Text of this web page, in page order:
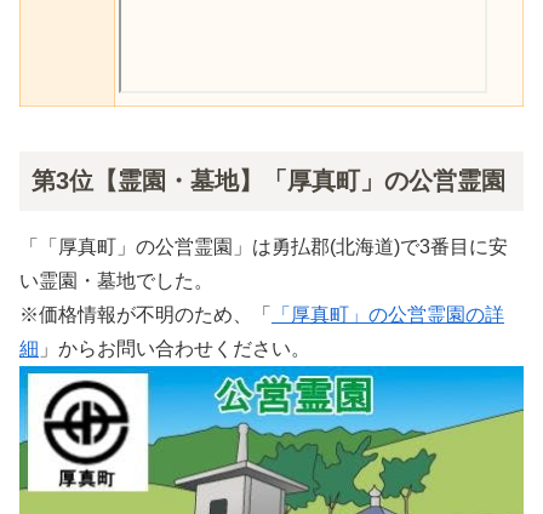
第3位【霊園・墓地】「厚真町」の公営霊園
「「厚真町」の公営霊園」は勇払郡(北海道)で3番目に安
い霊園・墓地でした。
※価格情報が不明のため、「
「厚真町」の公営霊園の詳
細 」からお問い合わせください。